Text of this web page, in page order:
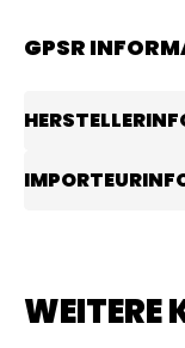
GPSR
WEITERE